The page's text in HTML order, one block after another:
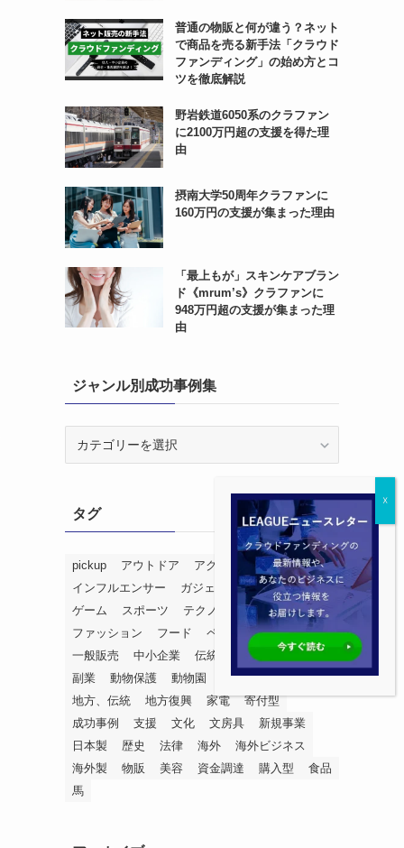
普通の物販と何が違う？ネット
で商品を売る新手法「クラウド
ファンディング」の始め方とコ
ツを徹底解説
野岩鉄道6050系のクラファン
に2100万円超の支援を得た理
由
摂南大学50周年クラファンに
160万円の支援が集まった理由
「最上もが」スキンケアブラン
ド《mrum’s》クラファンに
948万円超の支援が集まった理
由
ジャンル別成功事例集
別
成
事
例
集
タグ
pickup アウトドア アクセサリー
アニメ
インフルエンサー
ガジェット
キッチン
ゲーム
スポーツ
テクノロジー
ファッション
フード ペット
レストラン
一般販売
中小企業 伝統 健康
初心者
副業
動物保護 動物園 地域活性
地方
地方、伝統
地方復興 家電
寄付型
成功事例
支援 文化 文房具
新規事業
日本製
歴史 法律 海外
海外ビジネス
海外製
物販 美容 資金調達 購入型
食品
馬